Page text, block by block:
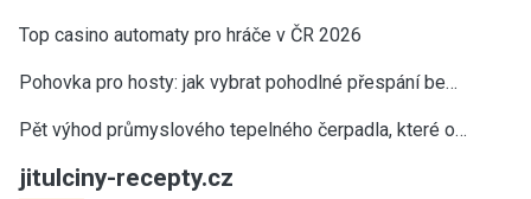
Top casino automaty pro hráče v ČR 2026
Pohovka pro hosty: jak vybrat pohodlné přespání be…
Pět výhod průmyslového tepelného čerpadla, které o…
jitulciny-recepty.cz